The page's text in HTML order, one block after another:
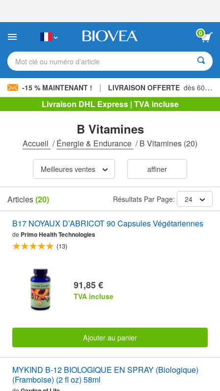
:
site
comprend
un
d'accessibilité.
0
Mot clé ou numéro d’article
-15 % MAINTENANT ! | LIVRAISON OFFERTE dès 60,00 € »
Livraison DHL Express | TVA incluse
B Vitamines
Accueil /Énergie & Endurance /B Vitamines (20)
Meilleures ventes affiner
Articles(20) Résultats Par Page: 24
B17 NOYAUX D’ABRICOT 90 Capsules Végétariennes
de Primo Health Technologies
(13)
91,85 €
TVA incluse
Ajouter au panier
MYKIND B-12 BIOLOGIQUE EN SPRAY (Biologique)
(Framboise) (2 fl oz) 58ml